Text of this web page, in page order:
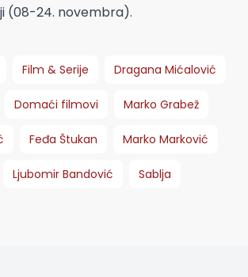
(08-24. novembra).
Film & Serije Dragana Mićalović
Domaći filmovi Marko Grabež
Feđa Štukan Marko Marković
Ljubomir Bandović Sablja